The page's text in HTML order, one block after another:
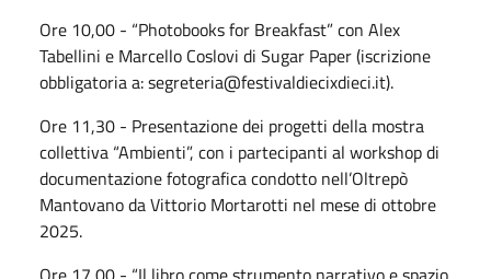
Ore 10,00 - “Photobooks for Breakfast” con Alex
Tabellini e Marcello Coslovi di Sugar Paper (iscrizione
obbligatoria a: segreteria@festivaldiecixdieci.it).
Ore 11,30 - Presentazione dei progetti della mostra
collettiva “Ambienti”, con i partecipanti al workshop di
documentazione fotografica condotto nell’Oltrepò
Mantovano da Vittorio Mortarotti nel mese di ottobre
2025.